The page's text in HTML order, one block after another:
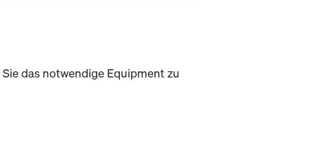
das notwendige Equipment zu